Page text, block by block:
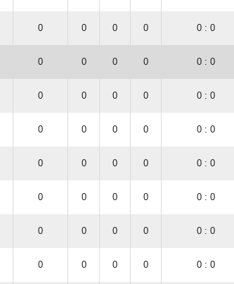
0 0 0 0 0 : 0
0 0 0 0 0 : 0
0 0 0 0 0 : 0
0 0 0 0 0 : 0
0 0 0 0 0 : 0
0 0 0 0 0 : 0
0 0 0 0 0 : 0
0 0 0 0 0 : 0